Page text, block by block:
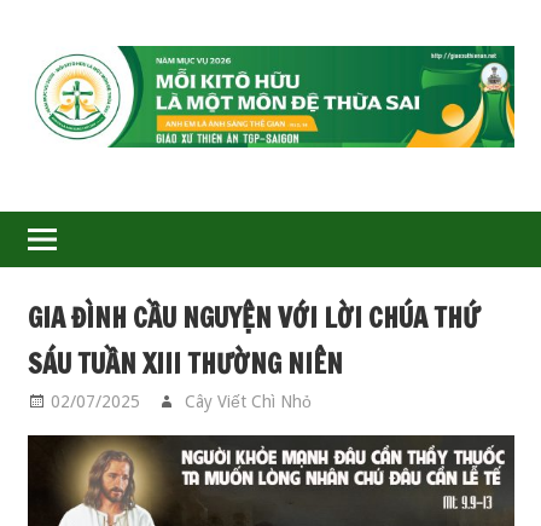
GIÁO
XỨ
THIÊN
ÂN-
TGP
SAIGON
GIA ĐÌNH CẦU NGUYỆN VỚI LỜI CHÚA THỨ
SÁU TUẦN XIII THƯỜNG NIÊN
02/07/2025 Cây Viết Chì Nhỏ